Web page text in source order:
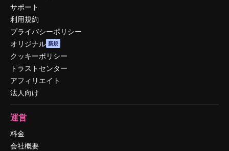
サポート
利用規約
プライバシーポリシー
オリジナル 新規
クッキーポリシー
トラストセンター
アフィリエイト
法人向け
運営
料金
会社概要